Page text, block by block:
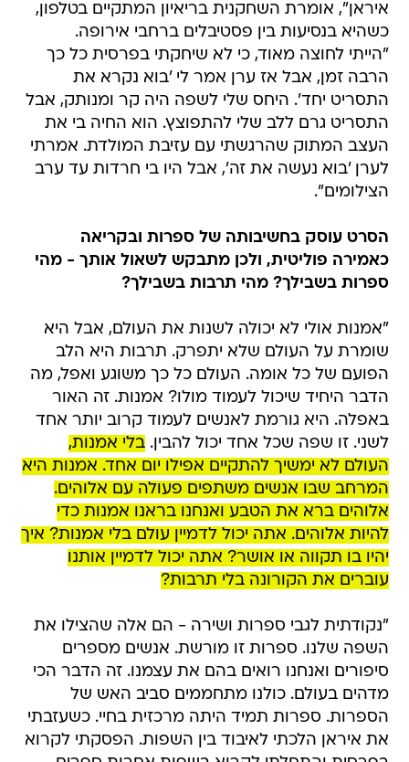
איראן", אומרת השחקנית בריאיון המתקיים בטלפון,
כשהיא בנסיעות בין פסטיבלים ברחבי אירופה.
"הייתי לחוצה מאוד, כי לא שיחקתי בפרסית כל כך
הרבה זמן, אבל אז ערן אמר לי 'בוא נקרא את
התסריט יחד'. היחס שלי לשפה היה קר ומנותק, אבל
התסריט גרם ללב שלי להתפוצץ. הוא החיה בי את
העצב המתוק שהרגשתי עם עזיבת המולדת. אמרתי
לערן 'בוא נעשה את זה', אבל היו בי חרדות עד ערב
הצילומים".
הסרט עוסק בחשיבותה של ספרות ובקריאה
כאמירה פוליטית, ולכן מתבקש לשאול אותך - מהי
ספרות בשבילך? מהי תרבות בשבילך?
"אמנות אולי לא יכולה לשנות את העולם, אבל היא
שומרת על העולם שלא יתפרק. תרבות היא הלב
הפועם של כל אומה. העולם כל כך משוגע ואפל, מה
הדבר היחיד שיכול לעמוד מולו? אמנות. זה האור
באפלה. היא גורמת לאנשים לעמוד קרוב יותר אחד
לשני. זו שפה שכל אחד יכול להבין.בלי אמנות,
העולם לא ימשיך להתקיים אפילו יום אחד. אמנות היא
המרחב שבו אנשים משתפים פעולה עם אלוהים.
אלוהים ברא את הטבע ואנחנו בראנו אמנות כדי
להיות אלוהים. אתה יכול לדמיין עולם בלי אמנות? איך
יהיו בו תקווה או אושר? אתה יכול לדמיין אותנו
עוברים את הקורונה בלי תרבות?
"נקודתית לגבי ספרות ושירה - הם אלה שהצילו את
השפה שלנו. ספרות זו מורשת. אנשים מספרים
סיפורים ואנחנו רואים בהם את עצמנו. זה הדבר הכי
מדהים בעולם. כולנו מתחממים סביב האש של
הספרות. ספרות תמיד היתה מרכזית בחיי. כשעזבתי
את איראן הלכתי לאיבוד בין השפות. הפסקתי לקרוא